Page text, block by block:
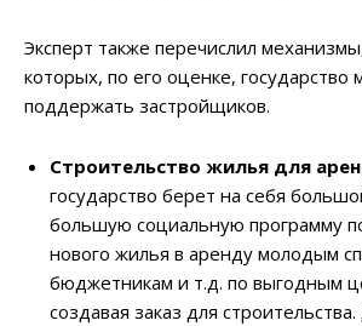
Эксперт также перечислил
которых, по его оценке, государство
поддержать застройщиков.
Строительство жилья для
государство берет на себя
большую социальную программу
нового жилья в аренду молодым
бюджетникам и т.д. по выгодным
создавая заказ для